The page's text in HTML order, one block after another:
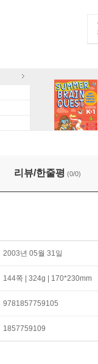
리뷰/한줄평 (0/0)
2003년 05월 31일
144쪽 | 324g | 170*230mm
9781857759105
1857759109